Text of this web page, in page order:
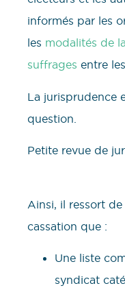
informés par les
les modalités de
suffrages entre
La jurisprudence
question.
Petite revue de
Ainsi, il ressort
cassation que :
Une liste
syndicat